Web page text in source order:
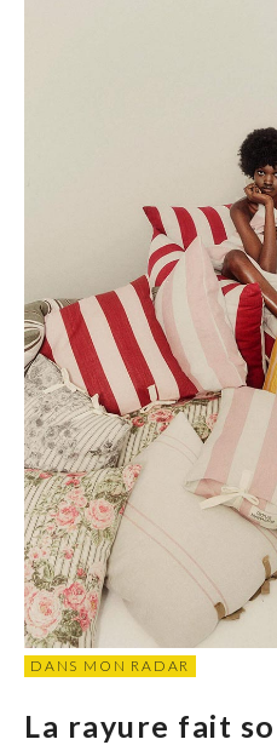
DANS MON RADAR
La rayure fait